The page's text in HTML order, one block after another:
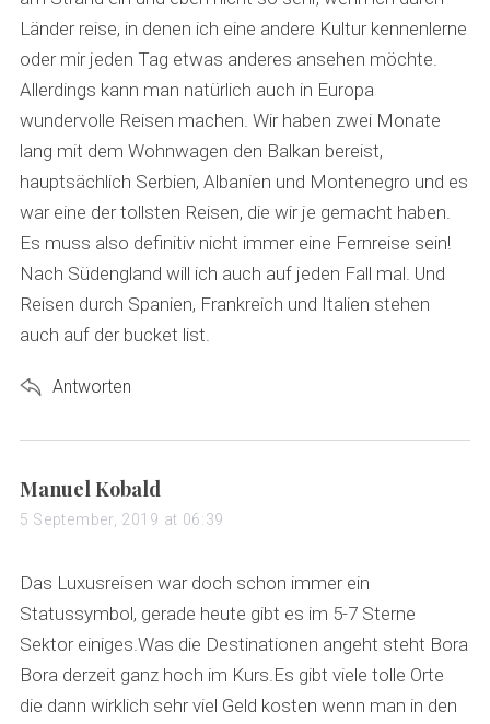
Länder reise, in denen ich eine andere Kultur kennenlerne
oder mir jeden Tag etwas anderes ansehen möchte.
Allerdings kann man natürlich auch in Europa
wundervolle Reisen machen. Wir haben zwei Monate
lang mit dem Wohnwagen den Balkan bereist,
hauptsächlich Serbien, Albanien und Montenegro und es
war eine der tollsten Reisen, die wir je gemacht haben.
Es muss also definitiv nicht immer eine Fernreise sein!
Nach Südengland will ich auch auf jeden Fall mal. Und
Reisen durch Spanien, Frankreich und Italien stehen
auch auf der bucket list.
Antworten
s
a
s
:
Manuel Kobald
5 September, 2019 at 06:39
Das Luxusreisen war doch schon immer ein
Statussymbol, gerade heute gibt es im 5-7 Sterne
Sektor einiges.Was die Destinationen angeht steht Bora
Bora derzeit ganz hoch im Kurs.Es gibt viele tolle Orte
die dann wirklich sehr viel Geld kosten wenn man in den